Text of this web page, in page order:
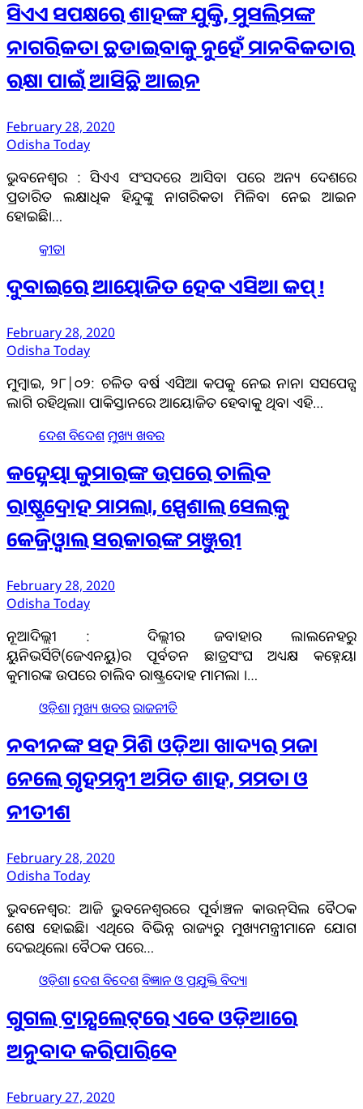
ସିଏଏ ସପକ୍ଷରେ ଶାହଙ୍କ ଯୁକ୍ତି, ମୁସଲିମଙ୍କ
ନାଗରିକତା ଛଡାଇବାକୁ ନୁହେଁ ମାନବିକତାର
ରକ୍ଷା ପାଇଁ ଆସିଛି ଆଇନ
February 28, 2020
Odisha Today
ଭୁବନେଶ୍ୱର : ସିଏଏ ସଂସଦରେ ଆସିବା ପରେ ଅନ୍ୟ ଦେଶରେ
ପ୍ରତାରିତ ଲକ୍ଷାଧିକ ହିନ୍ଦୁଙ୍କୁ ନାଗରିକତା ମିଳିବା ନେଇ ଆଇନ
ହୋଇଛି।…
କ୍ରୀଡା
ଦୁବାଇରେ ଆୟୋଜିତ ହେବ ଏସିଆ କପ୍ !
February 28, 2020
Odisha Today
ମୁମ୍ବାଇ, ୨୮|୦୨: ଚଳିତ ବର୍ଷ ଏସିଆ କପକୁ ନେଇ ନାନା ସସପେନ୍ସ
ଲାଗି ରହିଥିଲା। ପାକିସ୍ତାନରେ ଆୟୋଜିତ ହେବାକୁ ଥିବା ଏହି…
ଦେଶ ବିଦେଶ ମୁଖ୍ୟ ଖବର
କହ୍ନେୟା କୁମାରଙ୍କ ଉପରେ ଚାଲିବ
ରାଷ୍ଟ୍ରଦ୍ରୋହ ମାମଲା, ସ୍ପେଶାଲ ସେଲକୁ
କେଜ୍ରିଓ୍ବାଲ ସରକାରଙ୍କ ମଞ୍ଜୁରୀ
February 28, 2020
Odisha Today
ନୂଆଦିଲ୍ଲୀ : ଦିଲ୍ଲୀର ଜବାହାର ଲାଲନେହରୁ
ୟୁନିଭର୍ସିଟି(ଜେଏନୟୁ)ର ପୂର୍ବତନ ଛାତ୍ରସଂଘ ଅଧ୍ୟକ୍ଷ କହ୍ନେୟା
କୁମାରଙ୍କ ଉପରେ ଚାଲିବ ରାଷ୍ଟ୍ରଦୋହ ମାମଲା ।…
ଓଡ଼ିଶାମୁଖ୍ୟ ଖବରରାଜନୀତି
ନବୀନଙ୍କ ସହ ମିଶି ଓଡ଼ିଆ ଖାଦ୍ୟର ମଜା
ନେଲେ ଗୃହମନ୍ତ୍ରୀ ଅମିତ ଶାହ, ମମତା ଓ
ନୀତୀଶ
February 28, 2020
Odisha Today
ଭୁବନେଶ୍ୱର: ଆଜି ଭୁବନେଶ୍ୱରରେ ପୂର୍ବାଞ୍ଚଳ କାଉନ୍‌ସିଲ ବୈଠକ
ଶେଷ ହୋଇଛି। ଏଥିରେ ବିଭିନ୍ନ ରାଜ୍ୟରୁ ମୁଖ୍ୟମନ୍ତ୍ରୀମାନେ ଯୋଗ
ଦେଇଥିଲେ। ବୈଠକ ପରେ…
ଓଡ଼ିଶାଦେଶ ବିଦେଶ ବିଜ୍ଞାନ ଓ ପ୍ରଯୁକ୍ତି ବିଦ୍ୟା
ଗୁଗଲ ଟ୍ରାନ୍ସଲେଟ୍‌ରେ ଏବେ ଓଡ଼ିଆରେ
ଅନୁବାଦ କରିପାରିବେ
February 27, 2020